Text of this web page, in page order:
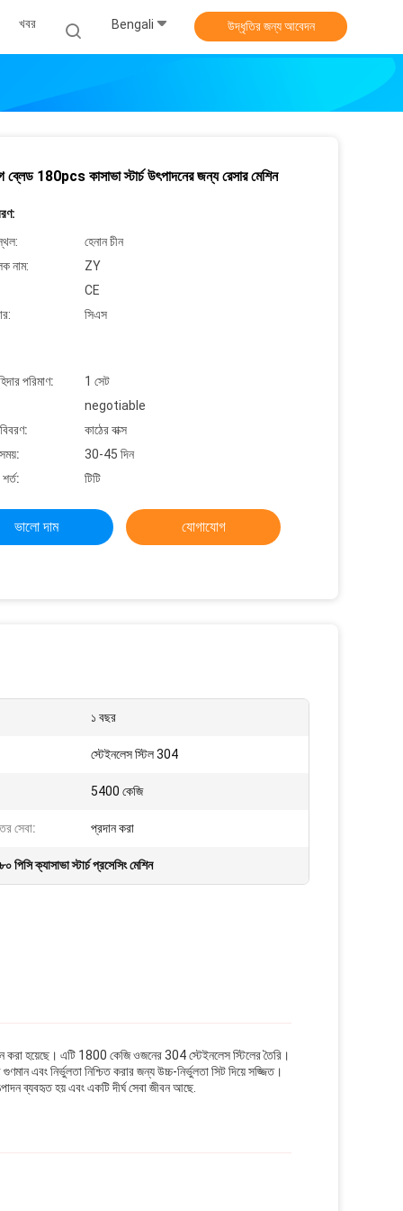
খবর Bengali উদ্ধৃতির জন্য আবেদন
ব্লেড 180pcs কাসাভা স্টার্চ উৎপাদনের জন্য রেসার মেশিন
হেনান চীন
নাম:
ZY
CE
সিএস
পরিমাণ:
1 সেট
negotiable
কাঠের বাক্স
30-45 দিন
টিটি
ভালো দাম যোগাযোগ
১ বছর
স্টেইনলেস স্টিল 304
5400 কেজি
সেবা: প্রদান করা
পিসি ক্যাসাভা স্টার্চ প্রসেসিং মেশিন
করা হয়েছে। এটি 1800 কেজি ওজনের 304 স্টেইনলেস স্টিলের তৈরি।
এবং নির্ভুলতা নিশ্চিত করার জন্য উচ্চ-নির্ভুলতা সিট দিয়ে সজ্জিত।
ব্যবহৃত হয় এবং একটি দীর্ঘ সেবা জীবন আছে.